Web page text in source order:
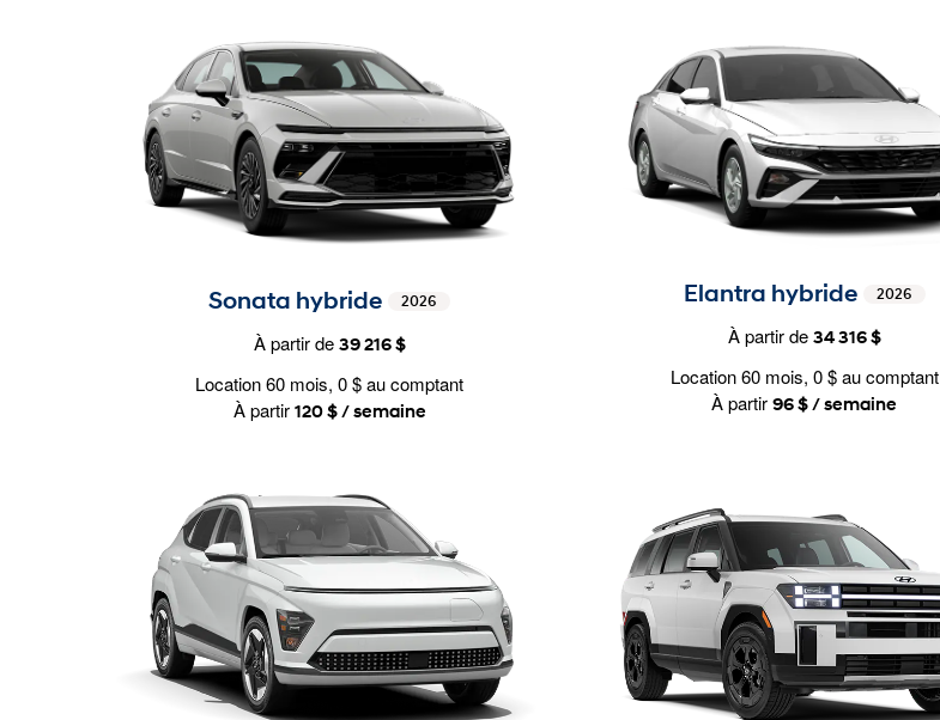
Sonata hybride 2026
À partir de 39 216 $
Location 60 mois, 0 $ au comptant
À partir 120 $ / semaine
Elantra hybride 2026
À partir de 34 316 $
Location 60 mois, 0 $ au comptant
À partir96 $ / semaine